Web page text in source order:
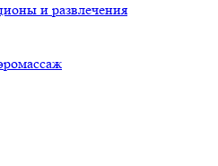
и развлечения